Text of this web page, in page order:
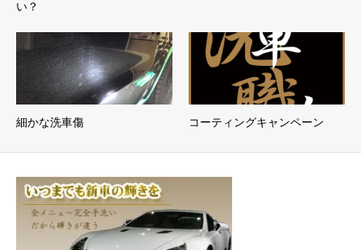
い？
細かな洗車傷 コーティングキャンペーン